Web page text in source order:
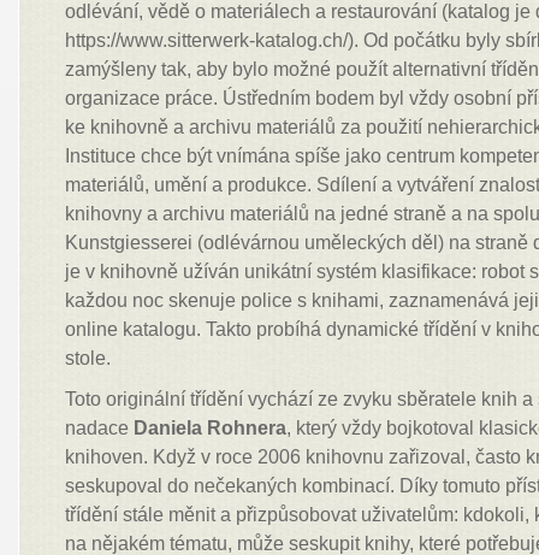
odlévání, vědě o materiálech a restaurování (katalog je
https://www.sitterwerk-katalog.ch/). Od počátku byly
zamýšleny tak, aby bylo možné použít alternativní
organizace práce. Ústředním bodem byl vždy osobní
ke knihovně a archivu materiálů za použití
Instituce chce být vnímána spíše jako centrum
materiálů, umění a produkce. Sdílení a vytváření
knihovny a archivu materiálů na jedné straně a na
Kunstgiesserei (odlévárnou uměleckých děl) na straně
je v knihovně užíván unikátní systém klasifikace: robot
každou noc skenuje police s knihami, zaznamenává
online katalogu. Takto probíhá dynamické třídění v
stole.
Toto originální třídění vychází ze zvyku sběratele knih
nadace Daniela Rohnera, který vždy bojkotoval
knihoven. Když v roce 2006 knihovnu zařizoval, často
seskupoval do nečekaných kombinací. Díky tomuto
třídění stále měnit a přizpůsobovat uživatelům: kdokoli,
na nějakém tématu, může seskupit knihy, které